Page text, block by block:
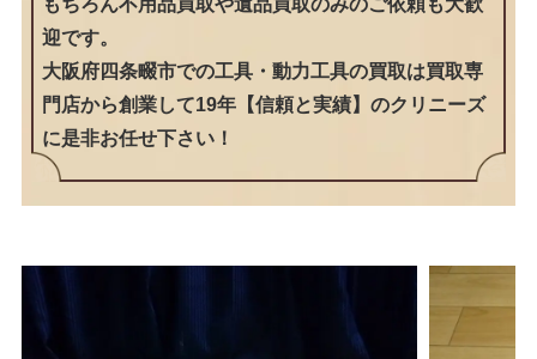
もちろん不用品買取や遺品買取のみのご依頼も大歓
迎です。
大阪府四条畷市での工具・動力工具の買取は買取専
門店から創業して19年【信頼と実績】のクリニーズ
に是非お任せ下さい！